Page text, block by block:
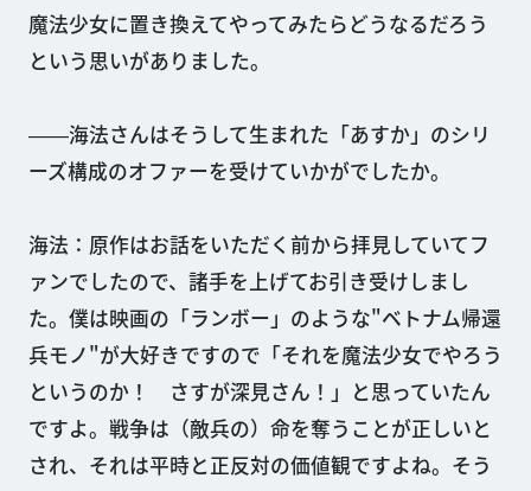
魔法少女に置き換えてやってみたらどうなるだろう
という思いがありました。
――海法さんはそうして生まれた「あすか」のシリ
ーズ構成のオファーを受けていかがでしたか。
海法：原作はお話をいただく前から拝見していてフ
ァンでしたので、諸手を上げてお引き受けしまし
た。僕は映画の「ランボー」のような"ベトナム帰還
兵モノ"が大好きですので「それを魔法少女でやろう
というのか！ さすが深見さん！」と思っていたん
ですよ。戦争は（敵兵の）命を奪うことが正しいと
され、それは平時と正反対の価値観ですよね。そう